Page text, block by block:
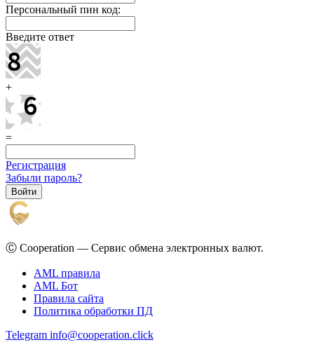
Персональный пин код:
Введите ответ
+
=
Регистрация
Забыли пароль?
Ⓒ Cooperation — Сервис обмена электронных валют.
AML правила
AML Бот
Правила сайта
Политика обработки ПД
Telegram info@cooperation.click